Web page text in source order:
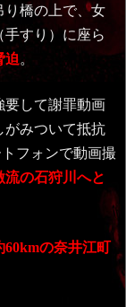
り橋の上で、女
すり）に座ら
迫。
要して謝罪動画
がみついて抵抗
フォンで動画撮
の石狩川へと
60kmの奈井江町